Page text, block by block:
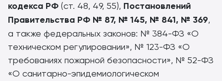
кодекса РФ (ст. 48, 49, 55), Постановлений
Правительства РФ № 87, № 145, № 841, № 369,
а также федеральных законов: № 384-ФЗ «О
техническом регулировании», № 123-ФЗ «О
требованиях пожарной безопасности», № 52-ФЗ
«О санитарно-эпидемиологическом